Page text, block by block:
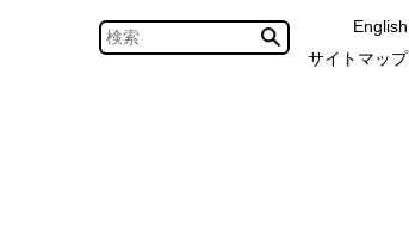
English
サイトマップ